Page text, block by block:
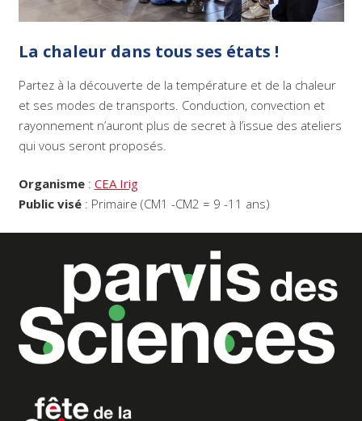
La chaleur dans tous ses états !
Partez à la découverte de la température et de la chaleur
et ses modes de transports. Conduction, convection et
rayonnement n’auront plus de secret à l’issue des ateliers
qui vous seront proposés.
Organisme: CEA Irig
Public visé: Primaire (CM1 -CM2 = 9 -11 ans)